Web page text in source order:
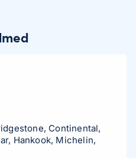
Continental,
Hankook, Michelin,